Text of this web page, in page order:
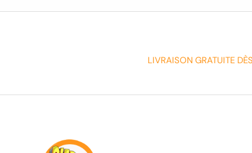
LIVRAISON GRATUITE